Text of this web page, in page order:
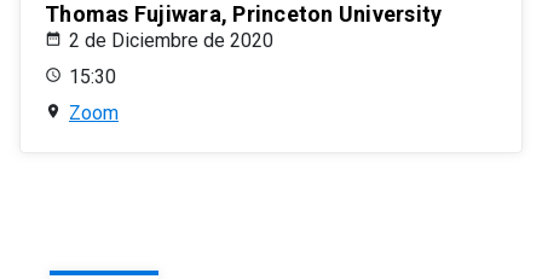
Thomas Fujiwara, Princeton University
2 de Diciembre de 2020
15:30
Zoom